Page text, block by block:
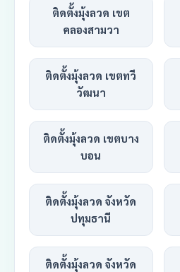
ติดตั้งมุ้งลวด เขต
คลองสามวา
ติดตั้งมุ้งลวด เขตทวี
วัฒนา
ติดตั้งมุ้งลวด เขตบาง
บอน
ติดตั้งมุ้งลวด จังหวัด
ปทุมธานี
ติดตั้งมุ้งลวด จังหวัด